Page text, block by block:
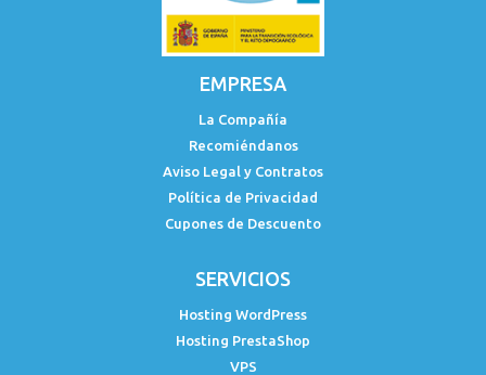
EMPRESA
La Compañía
Recomiéndanos
Aviso Legal y Contratos
Política de Privacidad
Cupones de Descuento
SERVICIOS
Hosting WordPress
Hosting PrestaShop
VPS